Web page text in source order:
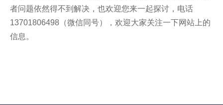
者问题依然得不到解决，也欢迎您来一起探讨，电话
13701806498（微信同号），欢迎大家关注一下网站上的
信息。